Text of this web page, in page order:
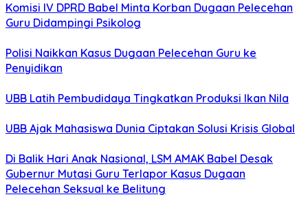
Komisi IV DPRD Babel Minta Korban Dugaan Pelecehan
Guru Didampingi Psikolog
Polisi Naikkan Kasus Dugaan Pelecehan Guru ke
Penyidikan
UBB Latih Pembudidaya Tingkatkan Produksi Ikan Nila
UBB Ajak Mahasiswa Dunia Ciptakan Solusi Krisis Global
Di Balik Hari Anak Nasional, LSM AMAK Babel Desak
Gubernur Mutasi Guru Terlapor Kasus Dugaan
Pelecehan Seksual ke Belitung